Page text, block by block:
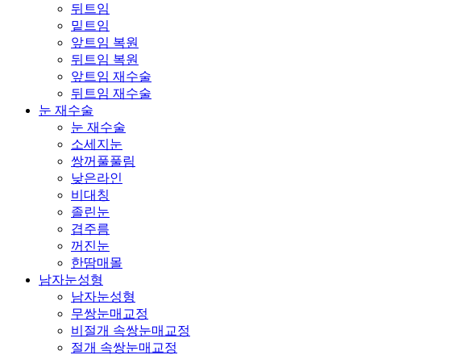
뒤트임
밑트임
앞트임 복원
뒤트임 복원
앞트임 재수술
뒤트임 재수술
눈 재수술
눈 재수술
소세지눈
쌍꺼풀풀림
낮은라인
비대칭
졸린눈
겹주름
꺼진눈
한땀매몰
남자눈성형
남자눈성형
무쌍눈매교정
비절개 속쌍눈매교정
절개 속쌍눈매교정